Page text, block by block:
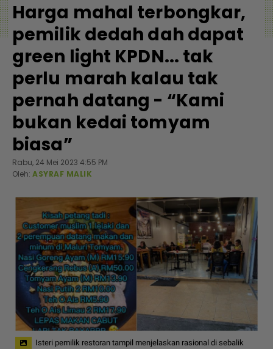
Harga mahal terbongkar,
pemilik dedah dah dapat
green light KPDN... tak
perlu marah kalau tak
pernah datang - “Kami
bukan kedai tomyam
biasa”
Rabu, 24 Mei 2023 4:55 PM
Oleh: ASYRAF MALIK
Isteri pemilik restoran tampil menjelaskan rasional di sebalik